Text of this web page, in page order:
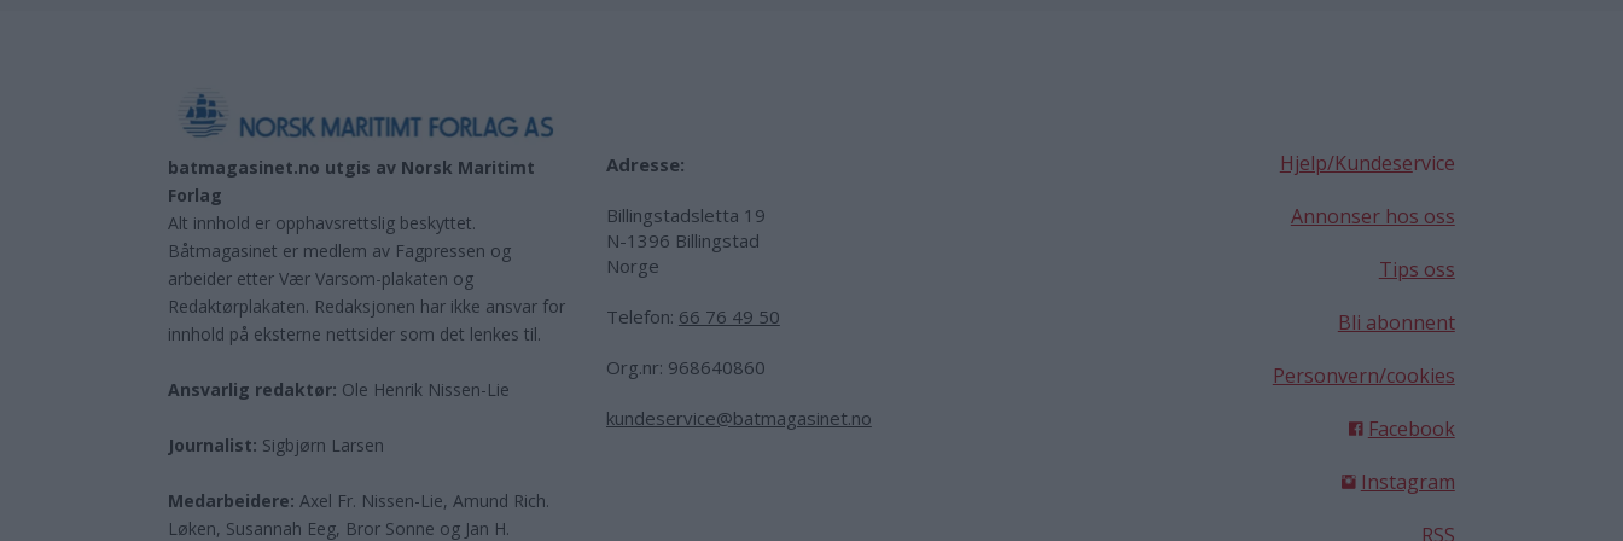
batmagasinet.no utgis av Norsk Maritimt
Forlag
Alt innhold er opphavsrettslig beskyttet.
Båtmagasinet er medlem av Fagpressen og
arbeider etter Vær Varsom-plakaten og
Redaktørplakaten. Redaksjonen har ikke ansvar for
innhold på eksterne nettsider som det lenkes til.
Ansvarlig redaktør: Ole Henrik Nissen-Lie
Journalist: Sigbjørn Larsen
Medarbeidere:Axel Fr. Nissen-Lie, Amund Rich.
Løken, Susannah Eeg, Bror Sonne og Jan H.
Adresse:
Billingstadsletta 19
N-1396 Billingstad
Norge
Telefon: 66 76 49 50
Org.nr: 968640860
kundeservice@batmagasinet.no
Hjelp/Kundeservice
Annonser hos oss
Tips oss
Bli abonnent
Personvern/cookies
Facebook
Instagram
RSS